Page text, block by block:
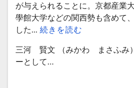
が与えられることに。京都産業
學館大学などの関西勢も含めて
した... 続きを読む
三河 賢文 （みかわ まさふみ）
ーとして…